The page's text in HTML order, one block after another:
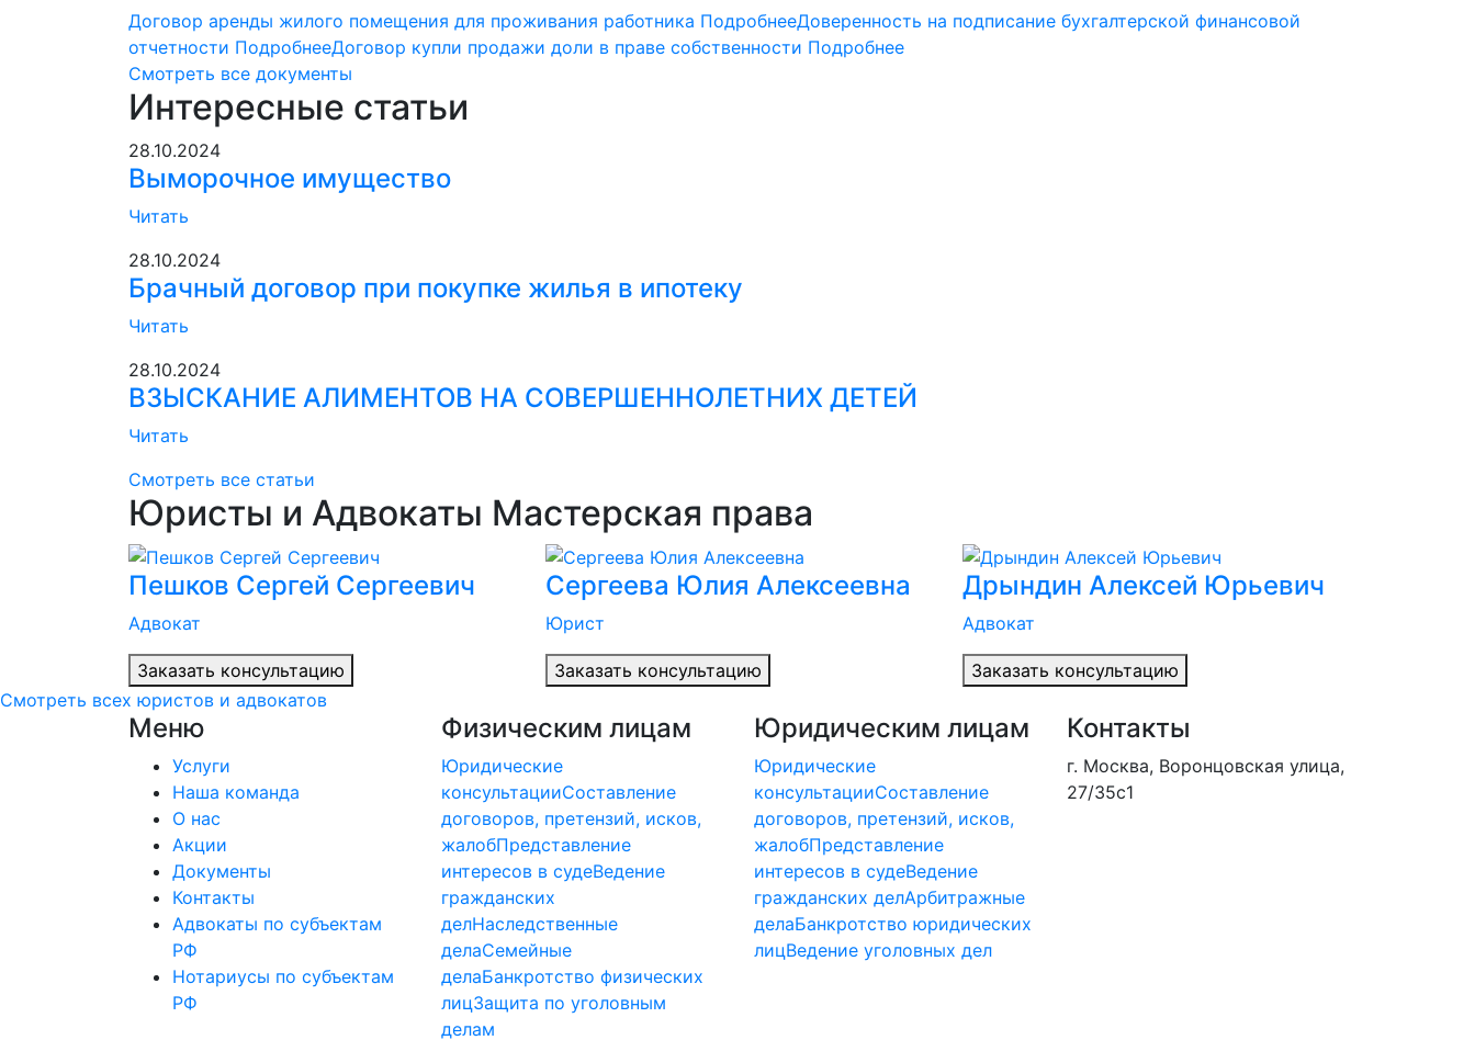
Договор аренды жилого помещения для проживания работника ПодробнееДоверенность на подписание бухгалтерской финансовой
отчетности ПодробнееДоговор купли продажи доли в праве собственности Подробнее
Смотреть все документы
Интересные статьи
28.10.2024
Выморочное имущество
Читать
28.10.2024
Брачный договор при покупке жилья в ипотеку
Читать
28.10.2024
ВЗЫСКАНИЕ АЛИМЕНТОВ НА СОВЕРШЕННОЛЕТНИХ ДЕТЕЙ
Читать
Смотреть все статьи
Юристы и Адвокаты Мастерская права
Пешков Сергей Сергеевич
Адвокат
Заказать консультацию
Сергеева Юлия Алексеевна
Юрист
Заказать консультацию
Дрындин Алексей Юрьевич
Адвокат
Заказать консультацию
Смотреть всех юристов и адвокатов
Меню
Услуги
Наша команда
О нас
Акции
Документы
Контакты
Адвокаты по субъектам
РФ
Нотариусы по субъектам
РФ
Физическим лицам
Юридические
консультацииСоставление
договоров, претензий, исков,
жалобПредставление
интересов в судеВедение
гражданских
делНаследственные
делаСемейные
делаБанкротство физических
лицЗащита по уголовным
делам
Юридическим лицам
Юридические
консультацииСоставление
договоров, претензий, исков,
жалобПредставление
интересов в судеВедение
гражданских делАрбитражные
делаБанкротство юридических
лицВедение уголовных дел
Контакты
г. Москва, Воронцовская улица,
27/35с1